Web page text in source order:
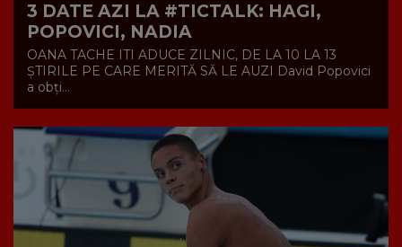
3 DATE AZI LA #TICTALK: HAGI,
POPOVICI, NADIA
OANA TACHE ITI ADUCE ZILNIC, DE LA 10 LA 13
ȘTIRILE PE CARE MERITĂ SĂ LE AUZI David Popovici
a obți...